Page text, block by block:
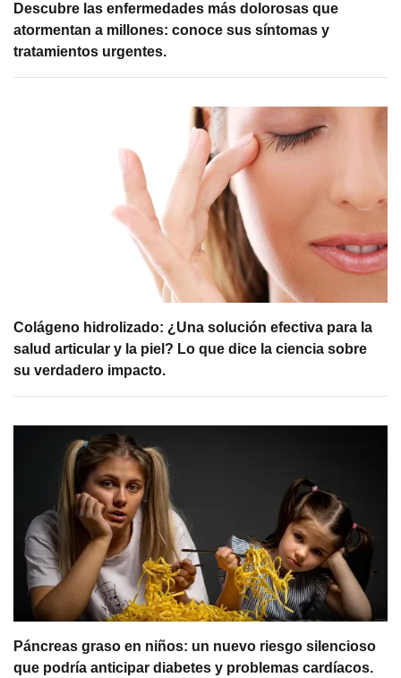
Descubre las enfermedades más dolorosas que
atormentan a millones: conoce sus síntomas y
tratamientos urgentes.
Colágeno hidrolizado: ¿Una solución efectiva para la
salud articular y la piel? Lo que dice la ciencia sobre
su verdadero impacto.
Páncreas graso en niños: un nuevo riesgo silencioso
que podría anticipar diabetes y problemas cardíacos.